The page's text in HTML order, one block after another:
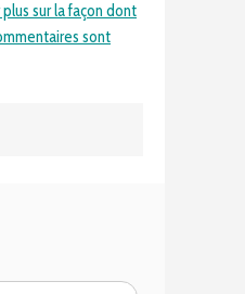
plus sur la façon dont
sont